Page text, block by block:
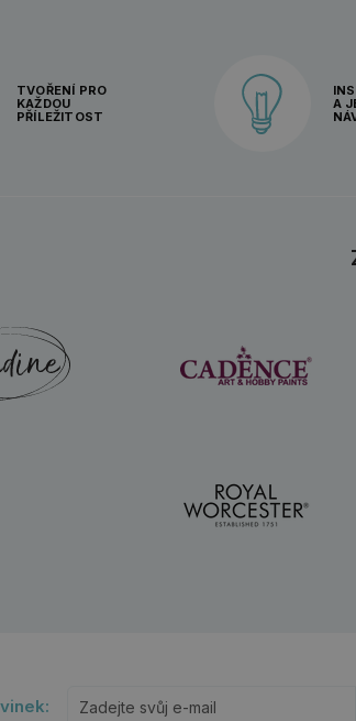
TVOŘENÍ PRO
KAŽDOU
PŘÍLEŽITOST
A